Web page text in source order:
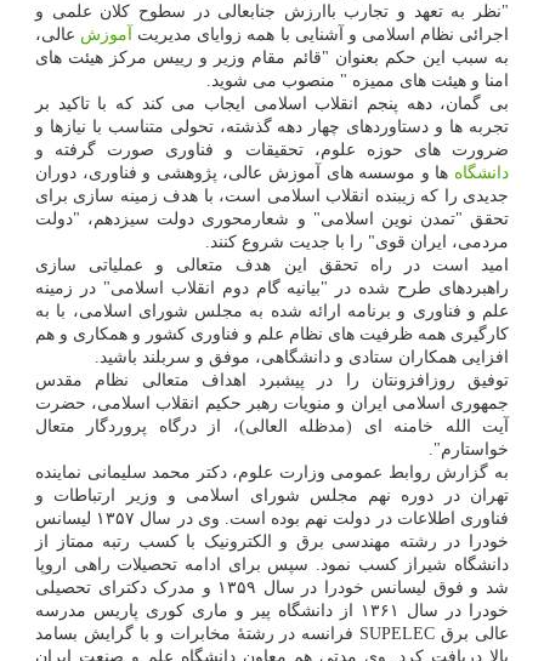
"نظر به تعهد و تجارب باارزش جنابعالی در سطوح کلان علمی و
اجرائی نظام اسلامی و آشنایی با همه زوایای مدیریت آموزش عالی،
به سبب این حکم بعنوان "قائم مقام وزیر و رییس مرکز هیئت های
امنا و هیئت های ممیزه " منصوب می شوید.
بی گمان، دهه پنجم انقلاب اسلامی ایجاب می کند که با تاکید بر
تجربه ها و دستاوردهای چهار دهه گذشته، تحولی متناسب با نیازها و
ضرورت های حوزه علوم، تحقیقات و فناوری صورت گرفته و
دانشگاه ها و موسسه های آموزش عالی، پژوهشی و فناوری، دوران
جدیدی را که زیبنده انقلاب اسلامی است، با هدف زمینه سازی برای
تحقق "تمدن نوین اسلامی" و شعارمحوری دولت سیزدهم، "دولت
مردمی، ایران قوی" را با جدیت شروع کنند.
امید است در راه تحقق این هدف متعالی و عملیاتی سازی
راهبردهای طرح شده در "بیانیه گام دوم انقلاب اسلامی" در زمینه
علم و فناوری و برنامه ارائه شده به مجلس شورای اسلامی، با به
کارگیری همه ظرفیت های نظام علم و فناوری کشور و همکاری و هم
افزایی همکاران ستادی و دانشگاهی، موفق و سربلند باشید.
توفیق روزافزونتان را در پیشبرد اهداف متعالی نظام مقدس
جمهوری اسلامی ایران و منویات رهبر حکیم انقلاب اسلامی، حضرت
آیت الله خامنه ای (مدظله العالی)، از درگاه پروردگار متعال
خواستارم".
به گزارش روابط عمومی وزارت علوم، دکتر محمد سلیمانی نماینده
تهران در دوره نهم مجلس شورای اسلامی و وزیر ارتباطات و
فناوری اطلاعات در دولت نهم بوده است. وی در سال ۱۳۵۷ لیسانس
خودرا در رشته مهندسی برق و الکترونیک با کسب رتبه ممتاز از
دانشگاه شیراز کسب نمود. سپس برای ادامه تحصیلات راهی اروپا
شد و فوق لیسانس خودرا در سال ۱۳۵۹ و مدرک دکترای تحصیلی
خودرا در سال ۱۳۶۱ از دانشگاه پیر و ماری کوری پاریس مدرسه
عالی برق SUPELEC فرانسه در رشتهٔ مخابرات و با گرایش بسامد
بالا دریافت کرد. وی مدتی هم معاون دانشگاه علم و صنعت ایران